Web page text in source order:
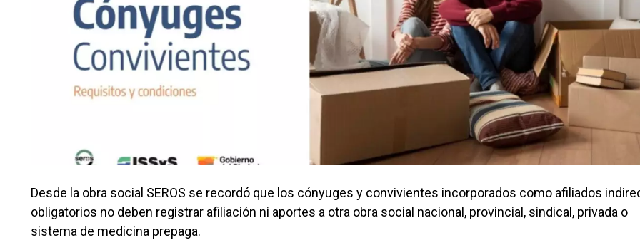
Desde la obra social SEROS se recordó que los cónyuges y convivientes incorporados como afiliados
obligatorios no deben registrar afiliación ni aportes a otra obra social nacional, provincial, sindical, privada o
sistema de medicina prepaga.